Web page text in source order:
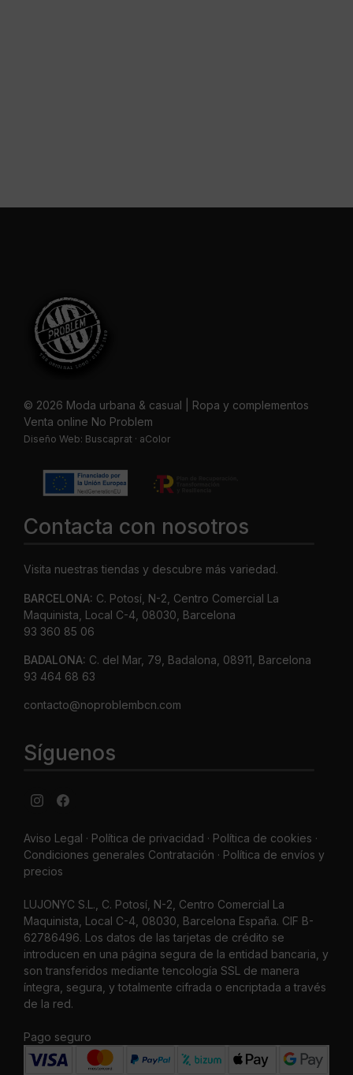
© 2026 Moda urbana & casual | Ropa y complementos
Venta online No Problem
Diseño Web: Buscaprat · aColor
Contacta con nosotros
Visita nuestras tiendas y descubre más variedad.
BARCELONA: C. Potosí, N-2, Centro Comercial La
Maquinista, Local C-4, 08030, Barcelona
93 360 85 06
BADALONA: C. del Mar, 79, Badalona, 08911, Barcelona
93 464 68 63
contacto@noproblembcn.com
Síguenos
Aviso Legal · Política de privacidad · Política de cookies ·
Condiciones generales Contratación · Política de envíos y
precios
LUJONYC S.L., C. Potosí, N-2, Centro Comercial La
Maquinista, Local C-4, 08030, Barcelona España. CIF B-
62786496. Los datos de las tarjetas de crédito se
introducen en una página segura de la entidad bancaria, y
son transferidos mediante tencología SSL de manera
íntegra, segura, y totalmente cifrada o encriptada a través
de la red.
Pago seguro